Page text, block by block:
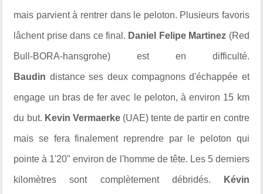
mais parvient à rentrer dans le peloton. Plusieurs favoris
lâchent prise dans ce final. Daniel Felipe Martinez (Red
Bull-BORA-hansgrohe) est en difficulté.
Baudin distance ses deux compagnons d'échappée et
engage un bras de fer avec le peloton, à environ 15 km
du but. Kevin Vermaerke(UAE) tente de partir en contre
mais se fera finalement reprendre par le peloton qui
pointe à 1'20" environ de l'homme de tête. Les 5 derniers
kilomètres sont complètement débridés. Kévin